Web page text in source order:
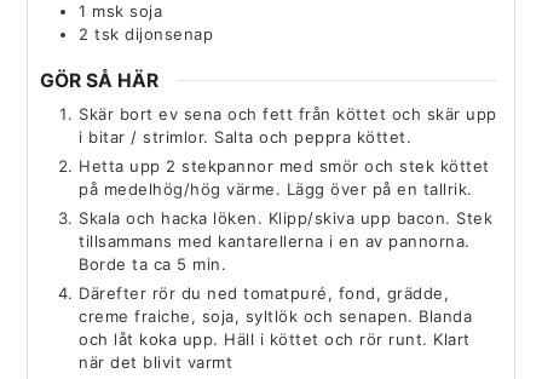
1 msk soja
2 tsk dijonsenap
GÖR SÅ HÄR
Skär bort ev sena och fett från köttet och skär upp
i bitar / strimlor. Salta och peppra köttet.
Hetta upp 2 stekpannor med smör och stek köttet
på medelhög/hög värme. Lägg över på en tallrik.
Skala och hacka löken. Klipp/skiva upp bacon. Stek
tillsammans med kantarellerna i en av pannorna.
Borde ta ca 5 min.
Därefter rör du ned tomatpuré, fond, grädde,
creme fraiche, soja, syltlök och senapen. Blanda
och låt koka upp. Häll i köttet och rör runt. Klart
när det blivit varmt